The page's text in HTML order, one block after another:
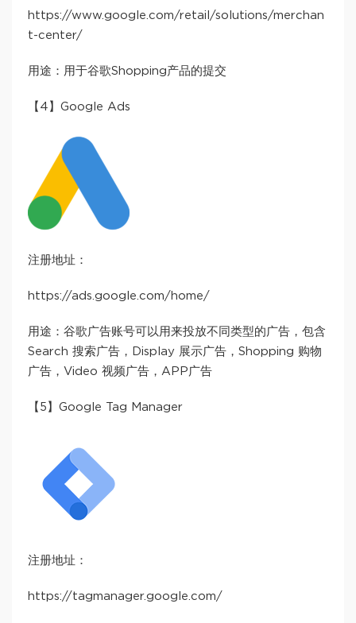
https://www.google.com/retail/solutions/merchan
t-center/
用途：用于谷歌Shopping产品的提交
【4】Google Ads
注册地址：
https://ads.google.com/home/
用途：谷歌广告账号可以用来投放不同类型的广告，包含
Search 搜索广告，Display 展示广告，Shopping 购物
广告，Video 视频广告，APP广告
【5】Google Tag Manager
注册地址：
https://tagmanager.google.com/